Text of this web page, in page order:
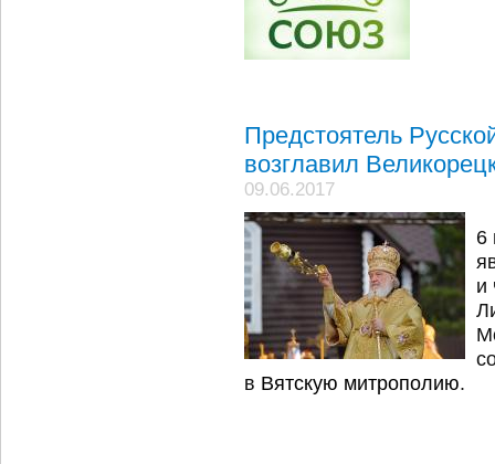
Предстоятель
возглавил
09.06.2017
6
и
в Вятскую митрополию.